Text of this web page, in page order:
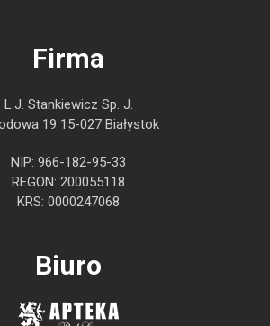
Firma
L.J. Stankiewicz Sp. J.
19 15-027 Białystok
NIP: 966-182-95-33
REGON: 200055118
KRS: 0000247068
Biuro